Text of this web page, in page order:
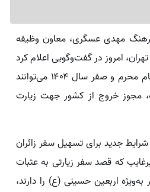
مهدی عسگری، معاون وظیفه
امروز در گفت‌وگویی اعلام کرد
که مشمولان غیرغایب در ایام محرم و صفر سال ۱۴۰۴ می‌توانند
مجوز خروج از کشور جهت زیارت
جدید برای تسهیل سفر زائران
که قصد سفر زیارتی به عتبات
اربعین حسینی (ع) را دارند،